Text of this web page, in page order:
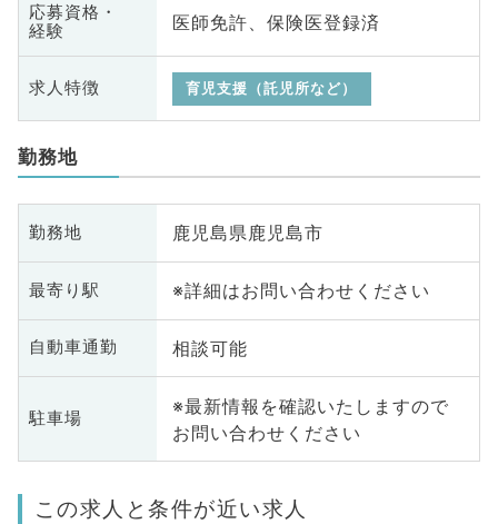
応募資格・
経験
医師免許、保険医登録済
求人特徴 育児支援（託児所など）
勤務地
勤務地 鹿児島県鹿児島市
最寄り駅 ※詳細はお問い合わせください
自動車通勤 相談可能
駐車場
※最新情報を確認いたしますので
お問い合わせください
この求人と条件が近い求人